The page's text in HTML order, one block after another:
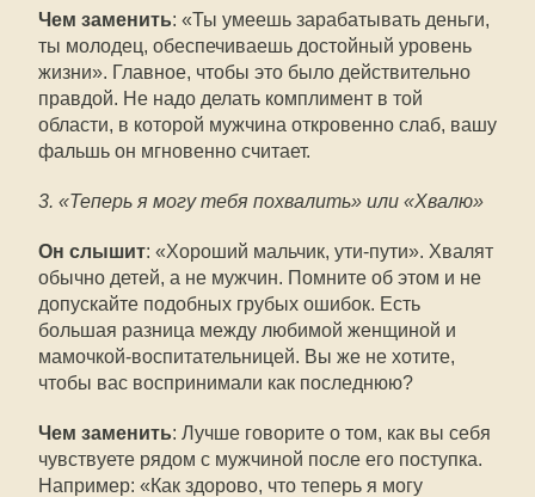
Чем заменить: «Ты умеешь зарабатывать деньги,
ты молодец, обеспечиваешь достойный уровень
жизни». Главное, чтобы это было действительно
правдой. Не надо делать комплимент в той
области, в которой мужчина откровенно слаб, вашу
фальшь он мгновенно считает.
3. «Теперь я могу тебя похвалить» или «Хвалю»
Он слышит: «Хороший мальчик, ути-пути». Хвалят
обычно детей, а не мужчин. Помните об этом и не
допускайте подобных грубых ошибок. Есть
большая разница между любимой женщиной и
мамочкой-воспитательницей. Вы же не хотите,
чтобы вас воспринимали как последнюю?
Чем заменить: Лучше говорите о том, как вы себя
чувствуете рядом с мужчиной после его поступка.
Например: «Как здорово, что теперь я могу